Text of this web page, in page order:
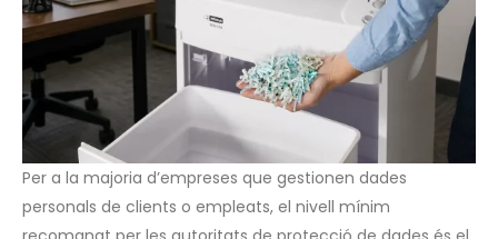
Per a la majoria d’empreses que gestionen dades
personals de clients o empleats, el nivell mínim